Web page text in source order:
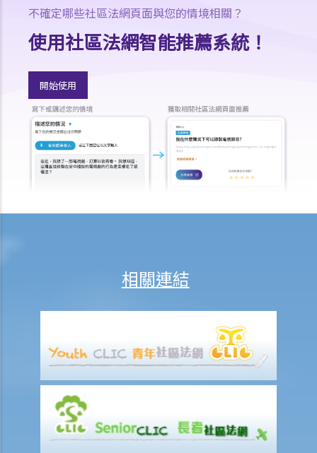
就人身傷害提出申索，是否存在時限？
涉及非致命意外的申索
若我因人身傷害提出申索，可否申請法律援助？
法律援助
法律援助輔助計劃
香港律師會大埔火災緊急免費法律諮詢熱線
切勿尋求索償代理協助處理申索
死因裁判法庭有甚麼作用？
賠償責任
在甚麼情況下，僱主不需要為其僱員的工傷負上賠償責任？
我的配偶在工作時因意外而死亡，我或我的家人可獲哪些賠償？
不確定哪些社區法網頁面與您的情境相關？
使用社區法網智能推薦系統！
開始使用
相關連結